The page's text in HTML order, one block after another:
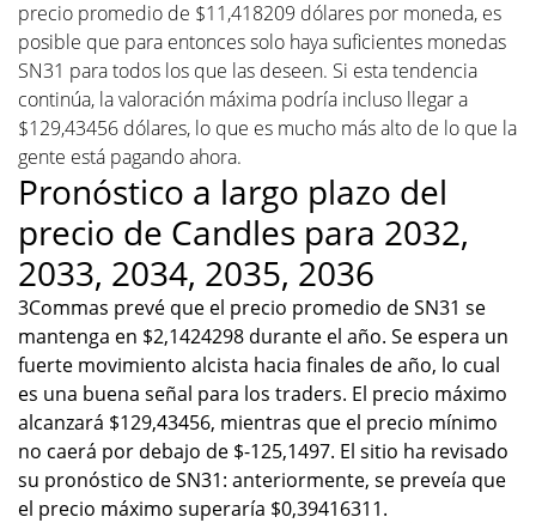
precio promedio de $11,418209 dólares por moneda, es
posible que para entonces solo haya suficientes monedas
SN31 para todos los que las deseen. Si esta tendencia
continúa, la valoración máxima podría incluso llegar a
$129,43456 dólares, lo que es mucho más alto de lo que la
gente está pagando ahora.
Pronóstico a largo plazo del
precio de Candles para 2032,
2033, 2034, 2035, 2036
3Commas prevé que el precio promedio de SN31 se
mantenga en $2,1424298 durante el año. Se espera un
fuerte movimiento alcista hacia finales de año, lo cual
es una buena señal para los traders. El precio máximo
alcanzará $129,43456, mientras que el precio mínimo
no caerá por debajo de $-125,1497. El sitio ha revisado
su pronóstico de SN31: anteriormente, se preveía que
el precio máximo superaría $0,39416311.